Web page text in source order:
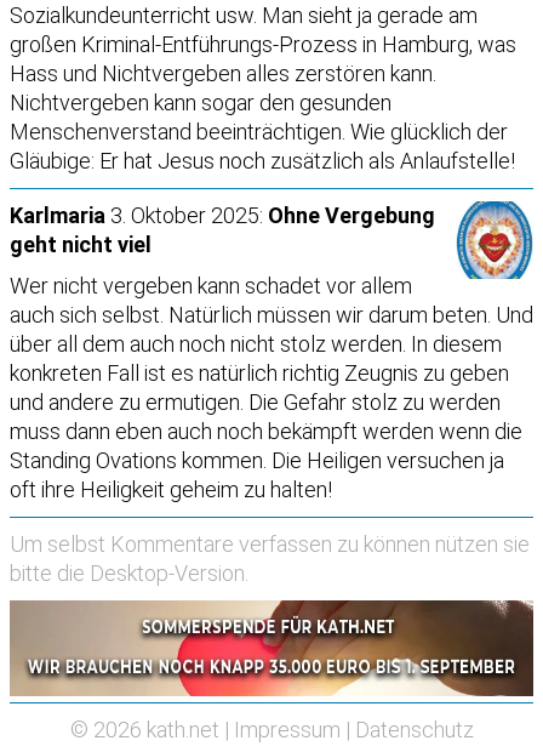
Sozialkundeunterricht usw. Man sieht ja gerade am
großen Kriminal-Entführungs-Prozess in Hamburg, was
Hass und Nichtvergeben alles zerstören kann.
Nichtvergeben kann sogar den gesunden
Menschenverstand beeinträchtigen. Wie glücklich der
Gläubige: Er hat Jesus noch zusätzlich als Anlaufstelle!
Karlmaria 3. Oktober 2025: Ohne Vergebung
geht nicht viel
Wer nicht vergeben kann schadet vor allem
auch sich selbst. Natürlich müssen wir darum beten. Und
über all dem auch noch nicht stolz werden. In diesem
konkreten Fall ist es natürlich richtig Zeugnis zu geben
und andere zu ermutigen. Die Gefahr stolz zu werden
muss dann eben auch noch bekämpft werden wenn die
Standing Ovations kommen. Die Heiligen versuchen ja
oft ihre Heiligkeit geheim zu halten!
Um selbst Kommentare verfassen zu können nützen sie
bitte die Desktop-Version
© 2026 kath.net | Impressum | Datenschutz